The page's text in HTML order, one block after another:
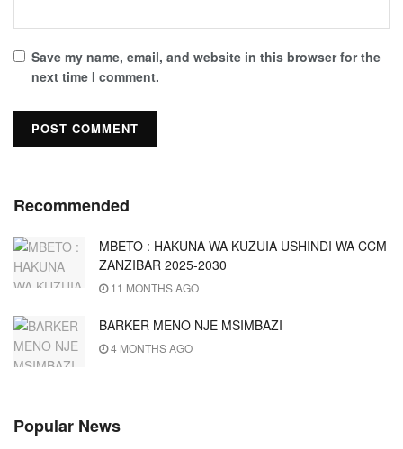
Save my name, email, and website in this browser for the
next time I comment.
Recommended
MBETO : HAKUNA WA KUZUIA USHINDI WA CCM
ZANZIBAR 2025-2030
11 MONTHS AGO
BARKER MENO NJE MSIMBAZI
4 MONTHS AGO
Popular News